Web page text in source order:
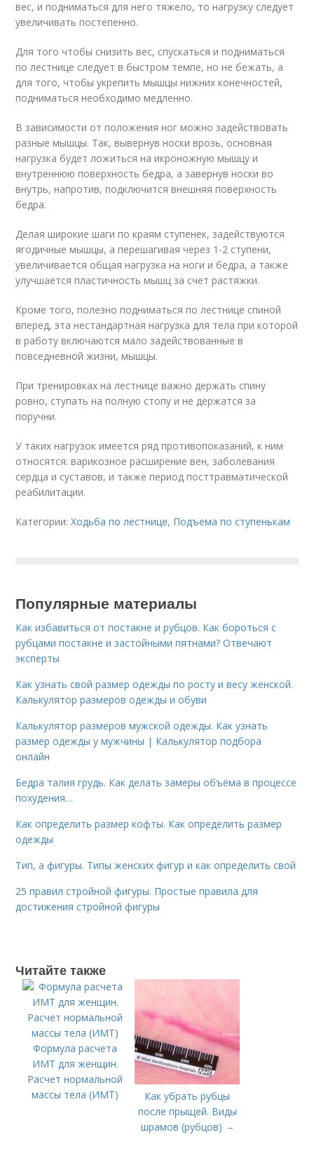
вес, и подниматься для него тяжело, то нагрузку следует
увеличивать постепенно.
Для того чтобы снизить вес, спускаться и подниматься
по лестнице следует в быстром темпе, но не бежать, а
для того, чтобы укрепить мышцы нижних конечностей,
подниматься необходимо медленно.
В зависимости от положения ног можно задействовать
разные мышцы. Так, вывернув носки врозь, основная
нагрузка будет ложиться на икроножную мышцу и
внутреннюю поверхность бедра, а завернув носки во
внутрь, напротив, подключится внешняя поверхность
бедра.
Делая широкие шаги по краям ступенек, задействуются
ягодичные мышцы, а перешагивая через 1-2 ступени,
увеличивается общая нагрузка на ноги и бедра, а также
улучшается пластичность мышц за счет растяжки.
Кроме того, полезно подниматься по лестнице спиной
вперед, эта нестандартная нагрузка для тела при которой
в работу включаются мало задействованные в
повседневной жизни, мышцы.
При тренировках на лестнице важно держать спину
ровно, ступать на полную стопу и не держатся за
поручни.
У таких нагрузок имеется ряд противопоказаний, к ним
относятся: варикозное расширение вен, заболевания
сердца и суставов, и также период посттравматической
реабилитации.
Категории:Ходьба по лестнице, Подъема по ступенькам
Популярные материалы
Как избавиться от постакне и рубцов. Как бороться с
рубцами постакне и застойными пятнами? Отвечают
эксперты
Как узнать свой размер одежды по росту и весу женской.
Калькулятор размеров одежды и обуви
Калькулятор размеров мужской одежды. Как узнать
размер одежды у мужчины | Калькулятор подбора
онлайн
Бедра талия грудь. Как делать замеры объёма в процессе
похудения…
Как определить размер кофты. Как определить размер
одежды
Тип, а фигуры. Типы женских фигур и как определить свой
25 правил стройной фигуры. Простые правила для
достижения стройной фигуры
Читайте также
Формула расчета
ИМТ для женщин.
Расчет нормальной
массы тела (ИМТ)
Как убрать рубцы
после прыщей. Виды
шрамов (рубцов) –